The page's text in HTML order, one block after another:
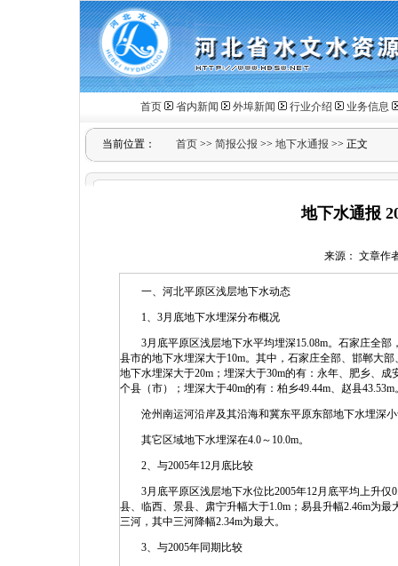
首页 省内新闻 外埠新闻 行业介绍 业务信息
当前位置： 首页 >> 简报公报 >> 地下水通报 >> 正文
地下水通报
来源： 文章作
一、河北平原区浅层地下水动态
1、3月底地下水埋深分布概况
3月底平原区浅层地下水平均埋深15.08m。石家庄全部
县市的地下水埋深大于10m。其中，石家庄全部、邯郸大
地下水埋深大于20m；埋深大于30m的有：永年、肥乡、
个县（市）；埋深大于40m的有：柏乡49.44m、赵县43.53m
沧州南运河沿岸及其沿海和冀东平原东部地下水埋深小
其它区域地下水埋深在4.0～10.0m。
2、与2005年12月底比较
3月底平原区浅层地下水位比2005年12月底平均上升仅
县、临西、景县、肃宁升幅大于1.0m；易县升幅2.46m为
三河，其中三河降幅2.34m为最大。
3、与2005年同期比较